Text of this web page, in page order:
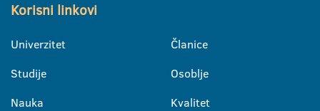
Korisni linkovi
Univerzitet
Studije
Nauka
Članice
Osoblje
Kvalitet